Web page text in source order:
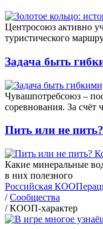
Центросоюз активно
туристического
Задача быть
Чувашпотребсоюз –
соревнования. За счёт
Пить или не
Какие минеральные
в них полезного
Российская
/ Сообщества
/ КООП-характер